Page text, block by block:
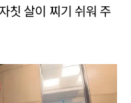
칫 살이 찌기 쉬워 주